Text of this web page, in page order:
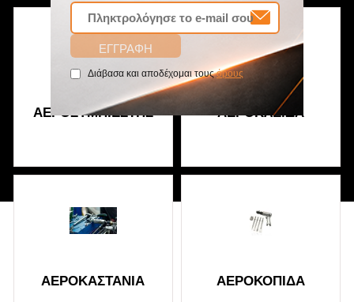
ΑΕΡΟΣΥΜΠΙΕΣΤΉΣ ΑΕΡΌΚΛΕΙΔΑ
ΑΕΡΟΚΑΣΤΆΝΙΑ ΑΕΡΟΚΌΠΙΔΑ
Ειδικές προσφορές και δώρα μέχρι
δωρεάν μεταφορικά και επιλεγμένα
deals στοtgiannakis.gr.
Μάθετε πρώτοιτι έρχεται τον
επόμενο μήνα.
Διάβασα και αποδέχομαι τουςόρους